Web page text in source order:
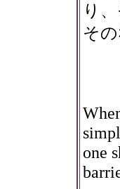
り
そ
one